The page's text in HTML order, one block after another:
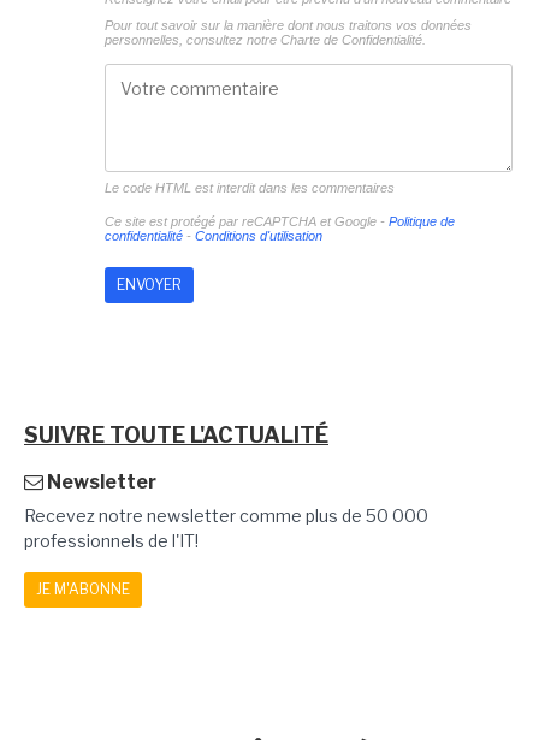
Pour tout savoir sur la manière dont nous traitons vos données
personnelles, consultez notre Charte de Confidentialité.
Le code HTML est interdit dans les commentaires
Ce site est protégé par reCAPTCHA et Google - Politique de
confidentialité- Conditions d'utilisation
SUIVRE TOUTE L'ACTUALITÉ
Newsletter
Recevez notre newsletter comme plus de 50 000
professionnels de l'IT!
JE M'ABONNE